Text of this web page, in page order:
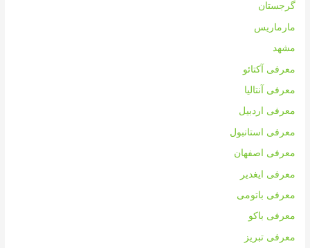
گرجستان
مارماریس
مشهد
معرفی آکتائو
معرفی آنتالیا
معرفی اردبیل
معرفی استانبول
معرفی اصفهان
معرفی ایغدیر
معرفی باتومی
معرفی باکو
معرفی تبریز